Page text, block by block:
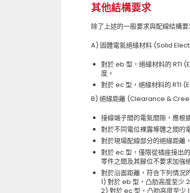
其他結構要求
除了上述的一般要求與配線結構
A) 固體電氣絕緣材料 (Solid
對於 eb 型，絕緣材料的 RTI
度。
對於 ec 型，絕緣材料的 RTI
B) 絕緣距離 (Clearance &
接線端子間的電氣間隙，應根
對於不同電位裸露導體之間的
對於現場配線部分的絕緣距
對於 ec 型，僅限從插座接出
零件之間及其腳位不要求加強
對於沿面距離，符合下列情
1) 對於 eb 型，凸肋高度至少
2) 對於 ec 型，凸肋高度至少